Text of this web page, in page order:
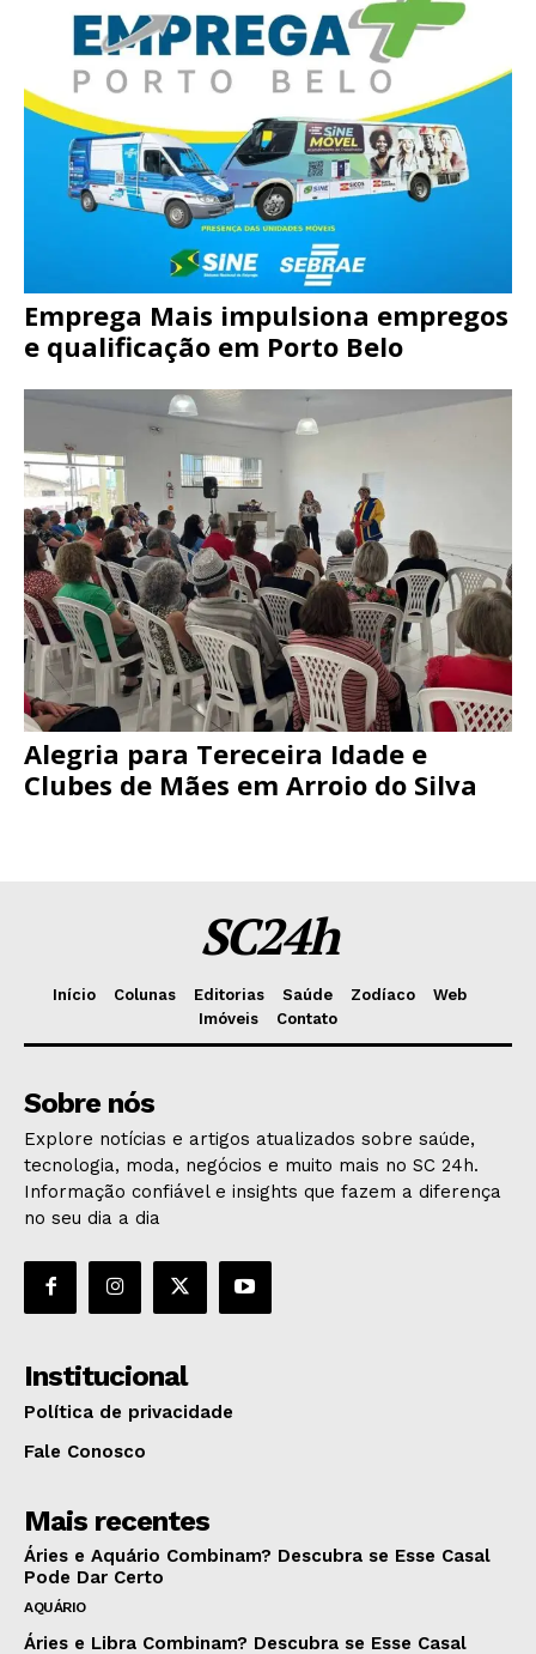
Emprega Mais impulsiona empregos
e qualificação em Porto Belo
Alegria para Tereceira Idade e
Clubes de Mães em Arroio do Silva
SC24h
Início Colunas Editorias Saúde Zodíaco
Web
Imóveis
Contato
Sobre nós
Explore notícias e artigos atualizados sobre saúde,
tecnologia, moda, negócios e muito mais no SC 24h.
Informação confiável e insights que fazem a diferença
no seu dia a dia
Institucional
Política de privacidade
Fale Conosco
Mais recentes
Áries e Aquário Combinam? Descubra se Esse Casal
Pode Dar Certo
AQUÁRIO
Áries e Libra Combinam? Descubra se Esse Casal